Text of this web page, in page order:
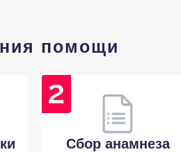
помощи
Сбор анамнеза